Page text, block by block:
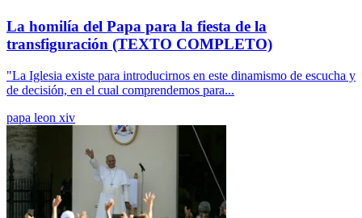
La homilía del Papa para la fiesta de la
transfiguración (TEXTO COMPLETO)
"La Iglesia existe para introducirnos en este dinamismo de escucha y
de decisión, en el cual comprendemos para...
papa leon xiv